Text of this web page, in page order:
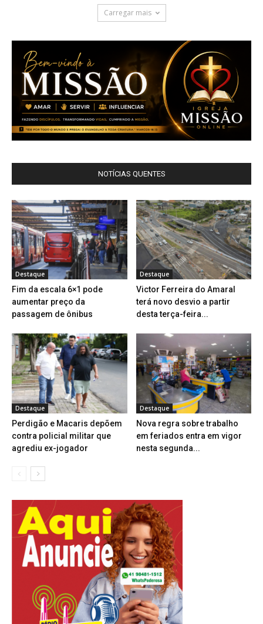
Carregar mais
NOTÍCIAS QUENTES
Destaque
Fim da escala 6×1 pode
aumentar preço da
passagem de ônibus
Destaque
Victor Ferreira do Amaral
terá novo desvio a partir
desta terça-feira...
Destaque
Perdigão e Macaris depõem
contra policial militar que
agrediu ex-jogador
Destaque
Nova regra sobre trabalho
em feriados entra em vigor
nesta segunda...